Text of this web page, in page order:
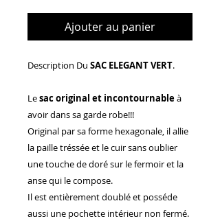
Ajouter au panier
Description Du SAC ELEGANT VERT.
Lesac original et incontournableà
avoir dans sa garde robe!!!
Original par sa forme hexagonale, il allie
la paille tréssée et le cuir sans oublier
une touche de doré sur le fermoir et la
anse qui le compose.
Il est entièrement doublé et posséde
aussi une pochette intérieur non fermé.